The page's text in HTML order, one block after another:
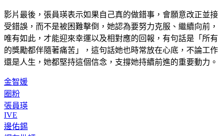
影片最後，張員瑛表示如果自己真的做錯事，會願意改正並接
受錯誤，而不是被困難擊倒，她認為要努力克服、繼續向前，
唯有如此，才能迎來幸運以及相對應的回報，有句話是「所有
的獎勵都伴隨著痛苦」，這句話她也時常放在心底，不論工作
還是人生，她都堅持這個信念，支撐她持續前進的重要動力。
金智媛
圈粉
張員瑛
IVE
邊佑錫